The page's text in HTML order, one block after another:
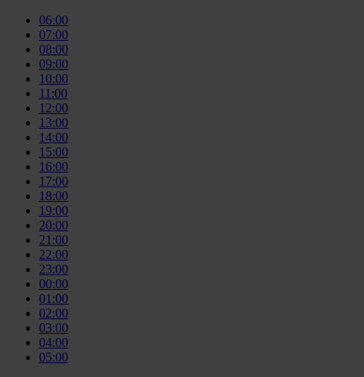
06:00
07:00
08:00
09:00
10:00
11:00
12:00
13:00
14:00
15:00
16:00
17:00
18:00
19:00
20:00
21:00
22:00
23:00
00:00
01:00
02:00
03:00
04:00
05:00